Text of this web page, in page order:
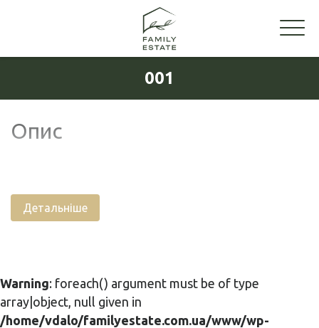
001
Опис
Детальніше
Warning: foreach() argument must be of type
array|object, null given in
/home/vdalo/familyestate.com.ua/www/wp-